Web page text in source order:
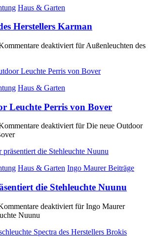
Haus & Garten
Herstellers Karman
deaktiviert für Außenleuchten des
Haus & Garten
Leuchte Perris von Bover
deaktiviert für Die neue Outdoor
Haus & Garten Ingo Maurer Beiträge
die Stehleuchte Nuunu
deaktiviert für Ingo Maurer
Nuunu